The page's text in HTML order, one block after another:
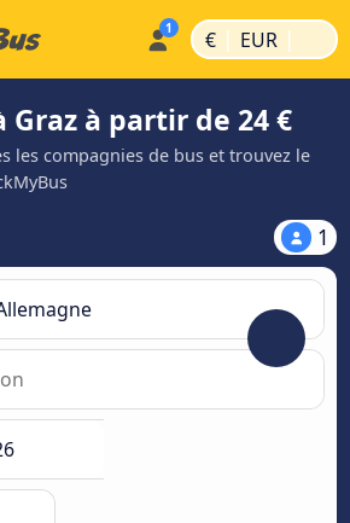
€ | EUR |
Graz à partir de 24 €
les compagnies de bus et trouvez le
1